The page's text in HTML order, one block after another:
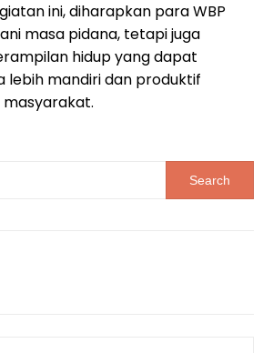
ini, diharapkan para WBP
masa pidana, tetapi juga
hidup yang dapat
lebih mandiri dan produktif